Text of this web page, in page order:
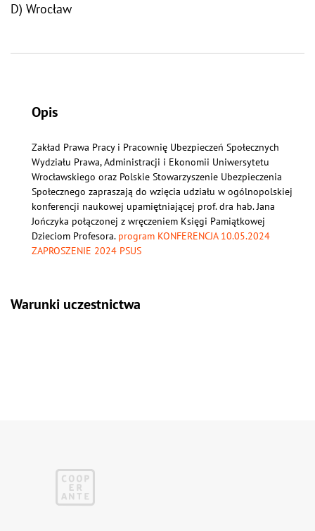
D) Wrocław
Opis
Zakład Prawa Pracy i Pracownię Ubezpieczeń Społecznych
Wydziału Prawa, Administracji i Ekonomii Uniwersytetu
Wrocławskiego oraz Polskie Stowarzyszenie Ubezpieczenia
Społecznego zapraszają do wzięcia udziału w ogólnopolskiej
konferencji naukowej upamiętniającej prof. dra hab. Jana
Jończyka połączonej z wręczeniem Księgi Pamiątkowej
Dzieciom Profesora. program KONFERENCJA 10.05.2024
ZAPROSZENIE 2024 PSUS
Warunki uczestnictwa